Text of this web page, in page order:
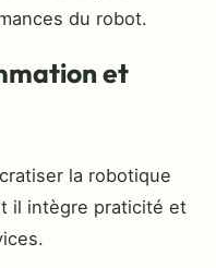
du robot.
et
la robotique
il intègre praticité et